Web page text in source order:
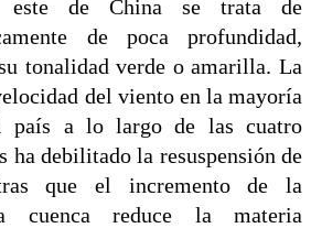
este de China se trata de
de poca profundidad,
tonalidad verde o amarilla. La
del viento en la mayoría
país a lo largo de las cuatro
ha debilitado la resuspensión de
que el incremento de la
cuenca reduce la materia